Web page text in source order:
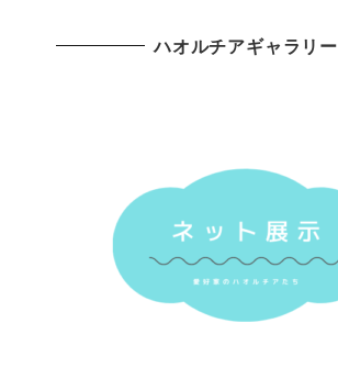
ハオルチアギャラリー